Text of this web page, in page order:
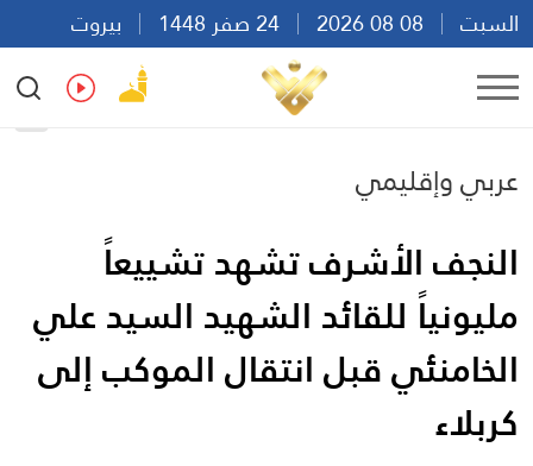
السبت
بيروت
22:06
Ar
عربي وإقليمي
النجف الأشرف تشهد تشييعاً
مليونياً للقائد الشهيد السيد علي
الخامنئي قبل انتقال الموكب إلى
كربلاء